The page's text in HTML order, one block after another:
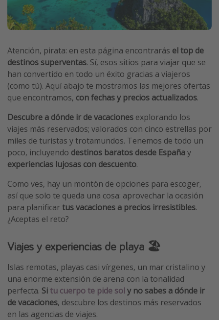
Cruceros por el Mediterráneo
Hoteles más hot de España
Parques de atracciones
Viaja con musicales
El Rey León el musical
Harry Potter en Londres y otros destinos
Eventos deportivos
Atención, pirata: en esta página encontrarás el top de
destinos superventas. Sí, esos sitios para viajar que se
han convertido en todo un éxito gracias a viajeros
(como tú). Aquí abajo te mostramos las mejores ofertas
que encontramos, con fechas y precios actualizados.
Descubre a dónde ir de vacaciones explorando los
viajes más reservados; valorados con cinco estrellas por
miles de turistas y trotamundos. Tenemos de todo un
poco, incluyendo destinos baratos desde Españay
experiencias lujosas con descuento.
Como ves, hay un montón de opciones para escoger,
así que solo te queda una cosa: aprovechar la ocasión
para planificartus vacaciones a precios irresistibles.
¿Aceptas el reto?
Viajes y experiencias de playa 🏖️
Islas remotas, playas casi vírgenes, un mar cristalino y
una enorme extensión de arena con la tonalidad
perfecta. Situ cuerpo te pide soly no sabes a dónde ir
de vacaciones, descubre los destinos más reservados
en las agencias de viajes.